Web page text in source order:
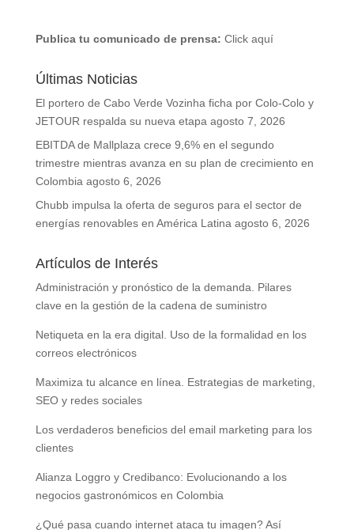
Publica tu comunicado de prensa: Click aquí
Últimas Noticias
El portero de Cabo Verde Vozinha ficha por Colo-Colo y
JETOUR respalda su nueva etapa agosto 7, 2026
EBITDA de Mallplaza crece 9,6% en el segundo
trimestre mientras avanza en su plan de crecimiento en
Colombia agosto 6, 2026
Chubb impulsa la oferta de seguros para el sector de
energías renovables en América Latina agosto 6, 2026
Artículos de Interés
Administración y pronóstico de la demanda. Pilares
clave en la gestión de la cadena de suministro
Netiqueta en la era digital. Uso de la formalidad en los
correos electrónicos
Maximiza tu alcance en línea. Estrategias de marketing,
SEO y redes sociales
Los verdaderos beneficios del email marketing para los
clientes
Alianza Loggro y Credibanco: Evolucionando a los
negocios gastronómicos en Colombia
¿Qué pasa cuando internet ataca tu imagen? Así